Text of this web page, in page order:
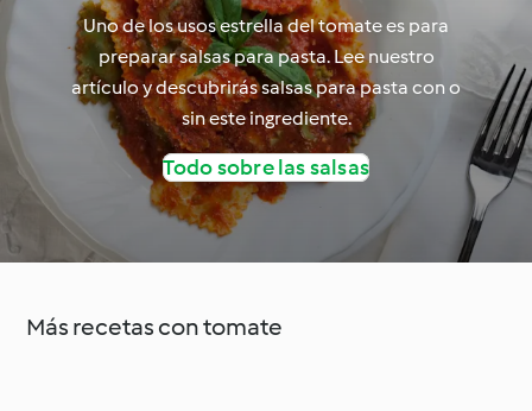
Uno de los usos estrella del tomate es para
preparar salsas para pasta. Lee nuestro
artículo y descubrirás salsas para pasta con o
sin este ingrediente.
Todo sobre las salsas
Más recetas con tomate